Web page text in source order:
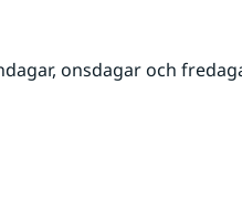
onsdagar och